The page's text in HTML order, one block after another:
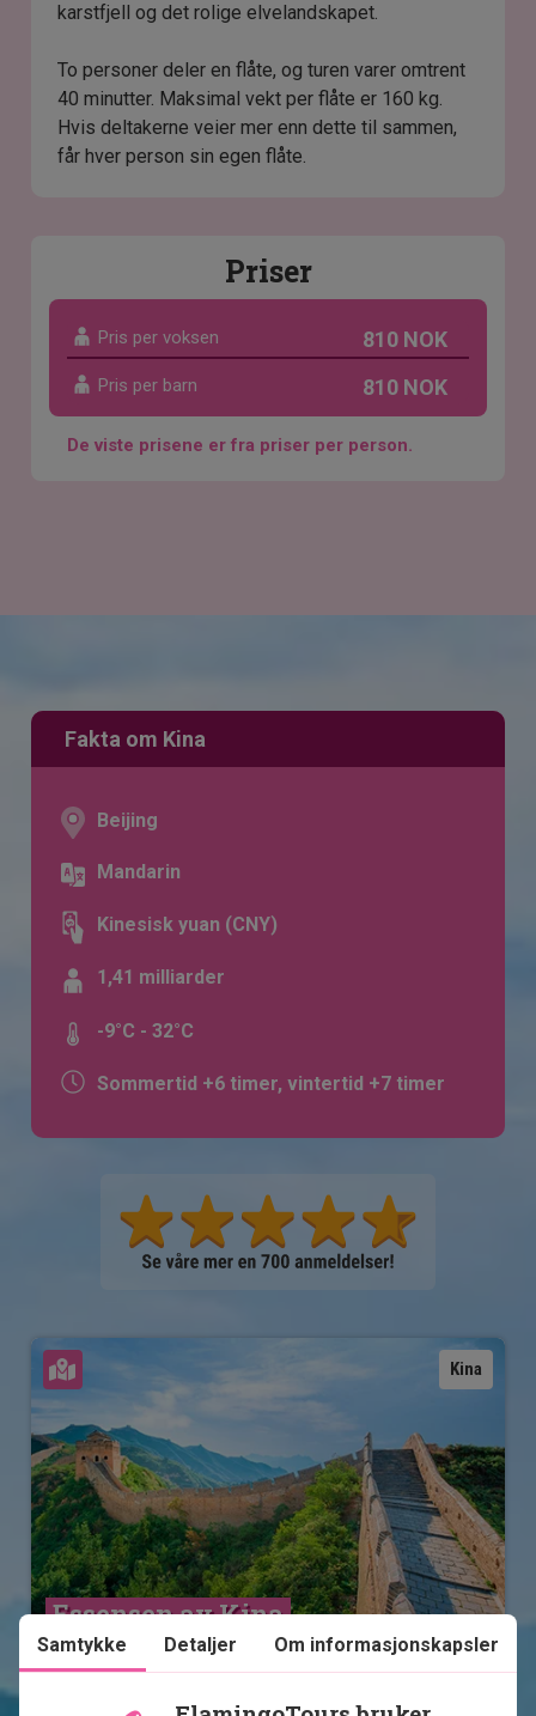
karstfjell og det rolige elvelandskapet.
To personer deler en flåte, og turen varer omtrent
40 minutter. Maksimal vekt per flåte er 160 kg.
Hvis deltakerne veier mer enn dette til sammen,
får hver person sin egen flåte.
Priser
Pris per voksen 810 NOK
Pris per barn 810 NOK
De viste prisene er fra priser per person.
Fakta om Kina
Beijing
Mandarin
Kinesisk yuan (CNY)
1,41 milliarder
-9°C - 32°C
Sommertid +6 timer, vintertid +7 timer
Kina
Se kart
Essensen av Kina
9 netter i Kina
Den kinesiske mur
Samtykke Detaljer Om informasjonskapsler